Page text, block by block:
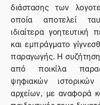
διάστασης των
οποία αποτελεί
ιδιαίτερα γοητευτική
και εμπράγματο
παραγωγής. Η
από ποικίλα
ψηφιακών
αρχείων, με αναφορά